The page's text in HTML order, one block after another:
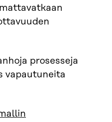
prosesseja
vapautuneita